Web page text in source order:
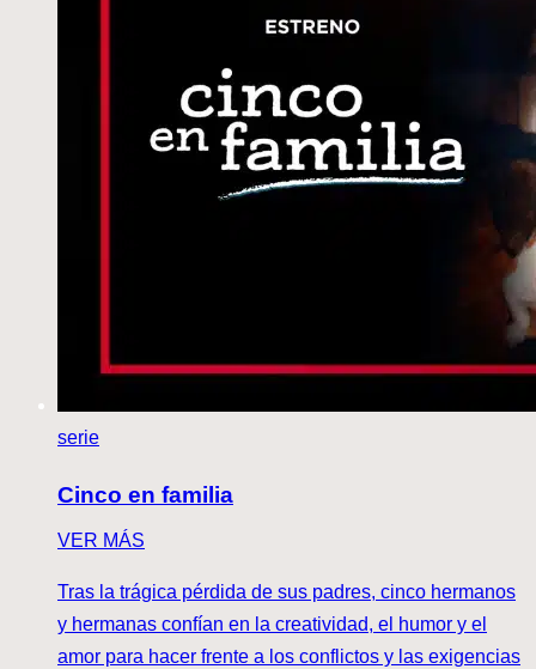
serie
Cinco en familia
VER MÁS
Tras la trágica pérdida de sus padres, cinco hermanos
y hermanas confían en la creatividad, el humor y el
amor para hacer frente a los conflictos y las exigencias